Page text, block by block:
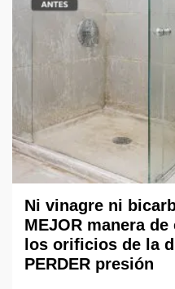
Ni vinagre ni
MEJOR manera
los orificios de la
PERDER presión